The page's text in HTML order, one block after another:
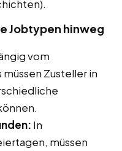
Jobtypen hinweg
vom
Zusteller in
In
müssen